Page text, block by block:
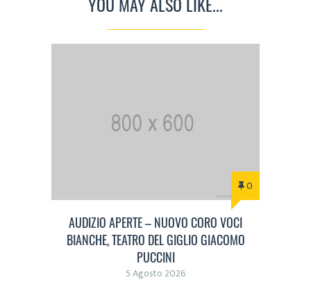
0
AUDIZIO APERTE – NUOVO CORO VOCI
BIANCHE, TEATRO DEL GIGLIO GIACOMO
PUCCINI
5 Agosto 2026